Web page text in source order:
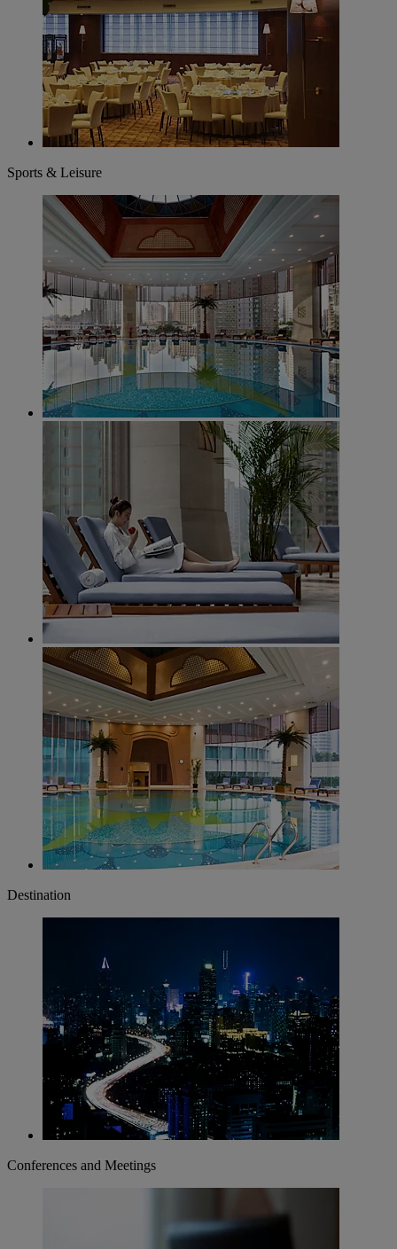
Sports & Leisure
Destination
Conferences and Meetings